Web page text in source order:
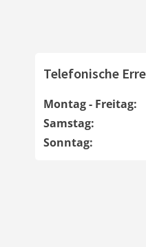
Telefonische
Montag - Freitag:
Samstag:
Sonntag: